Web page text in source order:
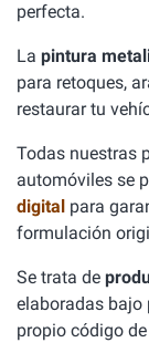
perfecta.
La pintura
para retoques,
restaurar tu
Todas nuestras
automóviles se
digital para
formulación
Se trata de
elaboradas bajo
propio código